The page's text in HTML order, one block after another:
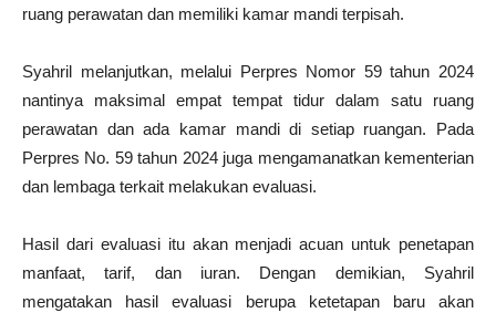
ruang perawatan dan memiliki kamar mandi terpisah.
Syahril melanjutkan, melalui Perpres Nomor 59 tahun 2024
nantinya maksimal empat tempat tidur dalam satu ruang
perawatan dan ada kamar mandi di setiap ruangan. Pada
Perpres No. 59 tahun 2024 juga mengamanatkan kementerian
dan lembaga terkait melakukan evaluasi.
Hasil dari evaluasi itu akan menjadi acuan untuk penetapan
manfaat, tarif, dan iuran. Dengan demikian, Syahril
mengatakan hasil evaluasi berupa ketetapan baru akan